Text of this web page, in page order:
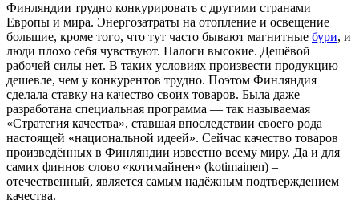
Финляндии трудно конкурировать с другими странами
Европы и мира. Энергозатраты на отопление и освещение
большие, кроме того, что тут часто бывают магнитные бури, и
люди плохо себя чувствуют. Налоги высокие. Дешёвой
рабочей силы нет. В таких условиях произвести продукцию
дешевле, чем у конкурентов трудно. Поэтом Финляндия
сделала ставку на качество своих товаров. Была даже
разработана специальная программа — так называемая
«Стратегия качества», ставшая впоследствии своего рода
настоящей «национальной идеей». Сейчас качество товаров
произведённых в Финляндии известно всему миру. Да и для
самих финнов слово «котимайнен» (kotimainen) –
отечественный, является самым надёжным подтверждением
качества.